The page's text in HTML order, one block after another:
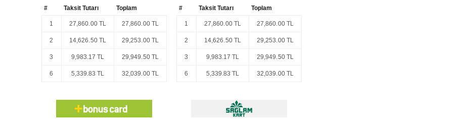
# Taksit Tutarı Toplam
1 27,860.00 TL 27,860.00 TL
2 14,626.50 TL 29,253.00 TL
3 9,983.17 TL 29,949.50 TL
6 5,339.83 TL 32,039.00 TL
# Taksit Tutarı Toplam
1 27,860.00 TL 27,860.00 TL
2 14,626.50 TL 29,253.00 TL
3 9,983.17 TL 29,949.50 TL
6 5,339.83 TL 32,039.00 TL